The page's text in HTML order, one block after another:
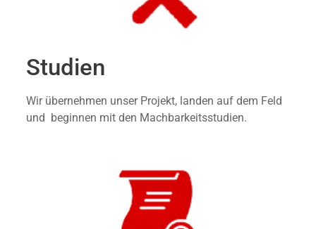
Studien
Wir übernehmen unser Projekt, landen auf dem Feld
und beginnen mit den Machbarkeitsstudien.